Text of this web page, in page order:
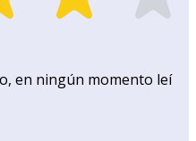
en ningún momento leí